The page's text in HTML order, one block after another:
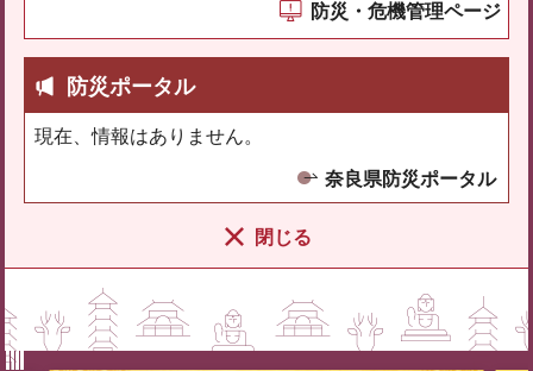
防災・危機管理ページ
防災ポータル
現在、情報はありません。
奈良県防災ポータル
閉じる